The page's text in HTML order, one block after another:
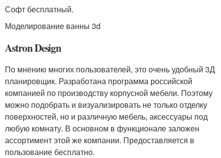
Софт бесплатный.
Моделирование ванны 3d
Astron Design
По мнению многих пользователей, это очень удобный 3Д
планировщик. Разработана программа российской
компанией по производству корпусной мебели. Поэтому
можно подобрать и визуализировать не только отделку
поверхностей, но и различную мебель, аксессуары под
любую комнату. В основном в функционале заложен
ассортимент этой же компании. Предоставляется в
пользование бесплатно.